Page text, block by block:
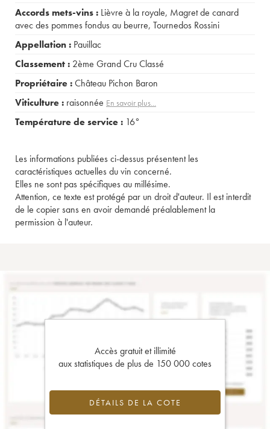
Accords mets-vins : Lièvre à la royale, Magret de canard
avec des pommes fondus au beurre, Tournedos Rossini
Appellation : Pauillac
Classement : 2ème Grand Cru Classé
Propriétaire :Château Pichon Baron
Viticulture : raisonnée En savoir plus...
Température de service : 16°
Les informations publiées ci-dessus présentent les
caractéristiques actuelles du vin concerné.
Elles ne sont pas spécifiques au millésime.
Attention, ce texte est protégé par un droit d'auteur. Il est interdit
de le copier sans en avoir demandé préalablement la
permission à l'auteur.
Accès gratuit et illimité
aux statistiques de plus de 150 000 cotes
DÉTAILS DE LA COTE